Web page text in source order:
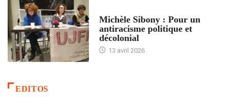
Michèle Sibony : Pour un
antiracisme politique et
décolonial
13 avril 2026
EDITOS